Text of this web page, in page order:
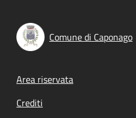
Comune di Caponago
Footer menu
Area riservata
Crediti